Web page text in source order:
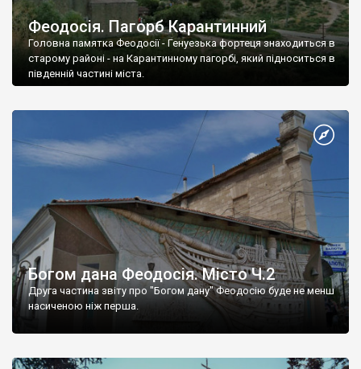
Феодосія. Пагорб Карантинний
Головна памятка Феодосії - Генуезька фортеця знаходиться в
старому районі - на Карантинному пагорбі, який підноситься в
південній частині міста.
Богом дана Феодосія. Місто Ч.2
Друга частина звіту про "Богом дану" Феодосію буде не менш
насиченою ніж перша.